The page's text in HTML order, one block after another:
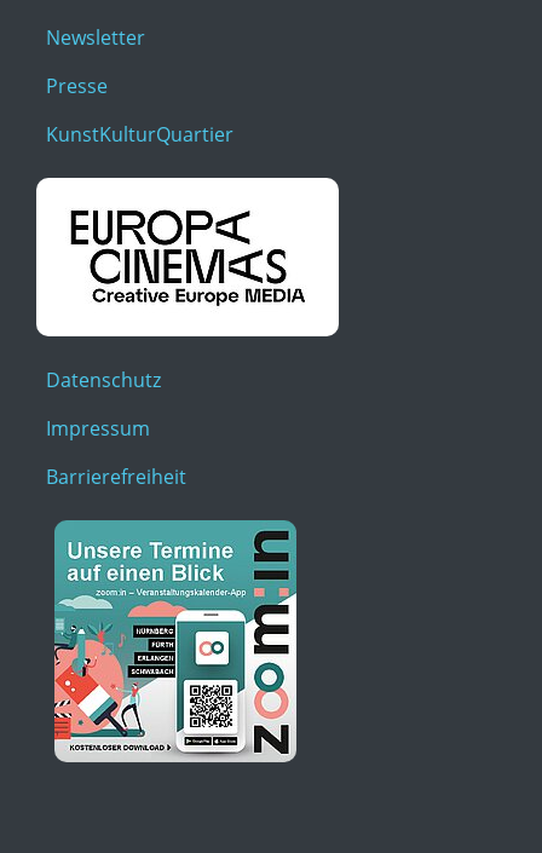
Newsletter
Presse
KunstKulturQuartier
Datenschutz
Impressum
Barrierefreiheit